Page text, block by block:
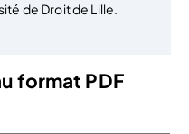
de Droit de Lille.
format PDF